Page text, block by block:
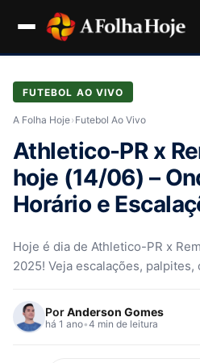
FUTEBOL AO VIVO
A Folha Hoje› Futebol Ao Vivo
Athletico-PR x
hoje (14/06) –
Horário e
Hoje é dia de Athletico-PR x
2025! Veja escalações,
PorAnderson Gomes
há 1 ano•4 min de leitura